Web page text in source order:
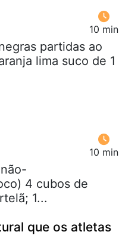
10 min
partidas ao
lima suco de 1
10 min
4 cubos de
1...
que os atletas